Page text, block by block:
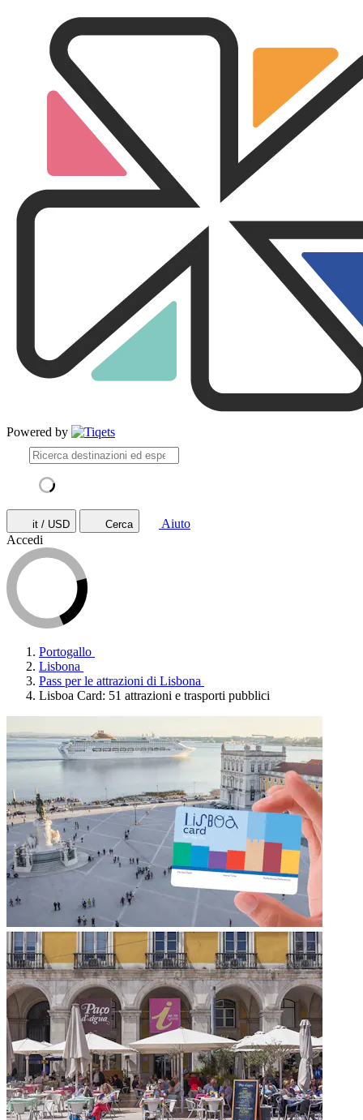
Powered by
it / USD Cerca
Aiuto
Accedi
Portogallo
Lisbona
Pass per le attrazioni di Lisbona
Lisboa Card: 51 attrazioni e trasporti pubblici